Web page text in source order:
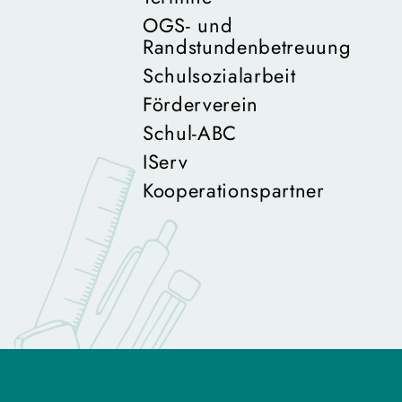
OGS- und
Randstundenbetreuung
Schulsozialarbeit
Förderverein
Schul-ABC
IServ
Kooperationspartner